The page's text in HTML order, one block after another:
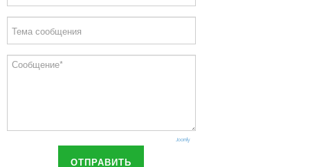
Joomly
ОТПРАВИТЬ